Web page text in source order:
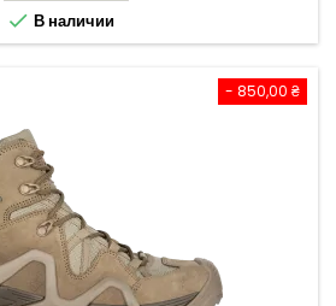
 В наличии
- 850,00 ₴